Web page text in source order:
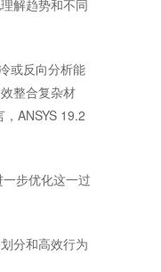
解趋势和不同
或反向分析能
整合复杂材
ANSYS 19.2
步优化这一过
分和高效行为